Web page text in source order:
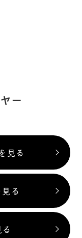
ー
見る
る